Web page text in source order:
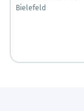
Bielefeld